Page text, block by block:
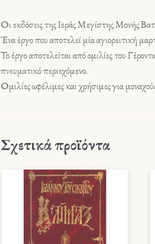
Οι εκδόσεις της Ιεράς Μεγίστης Μονής
Ένα έργο που αποτελεί μία αγιορειτική
Το έργο αποτελείται από ομιλίες του
πνευματικό περιεχόμενο.
Ομιλίες ωφέλιμες και χρήσιμες για
Σχετικά προϊόντα